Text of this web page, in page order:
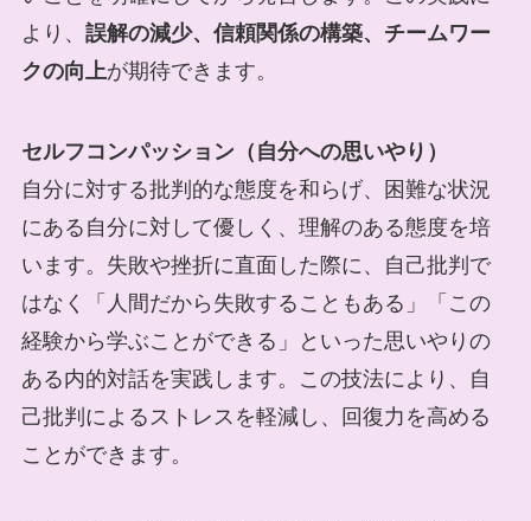
より、 誤解の減少、信頼関係の構築、チームワー
クの向上が期待できます。
セルフコンパッション（自分への思いやり）
自分に対する批判的な態度を和らげ、困難な状況
にある自分に対して優しく、理解のある態度を培
います。失敗や挫折に直面した際に、自己批判で
はなく「人間だから失敗することもある」「この
経験から学ぶことができる」といった思いやりの
ある内的対話を実践します。この技法により、自
己批判によるストレスを軽減し、回復力を高める
ことができます。